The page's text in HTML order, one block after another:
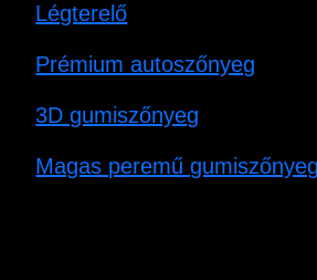
Légterelő
Prémium autoszőnyeg
3D gumiszőnyeg
Magas peremű gumiszőnyeg